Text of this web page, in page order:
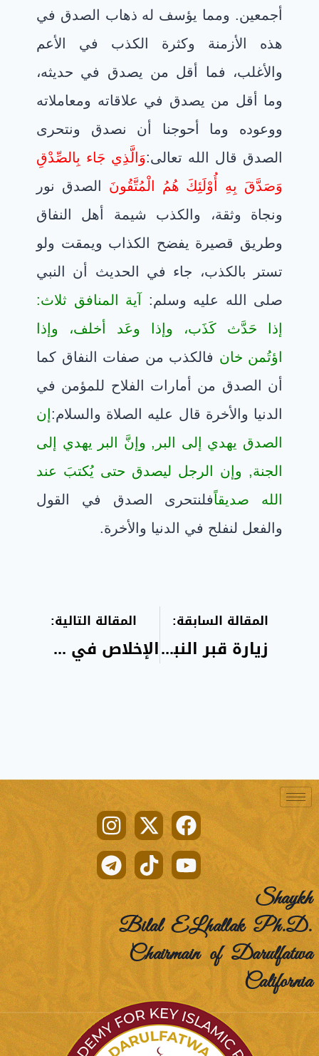
أجمعين. ومما يؤسف له ذهاب الصدق في
هذه الأزمنة وكثرة الكذب في الأعم
والأغلب، فما أقل من يصدق في حديثه،
وما أقل من يصدق في علاقاته ومعاملاته
ووعوده وما أحوجنا أن نصدق ونتحرى
الصدق قال الله تعالى:وَالَّذِي جَاء بِالصِّدْقِ
وَصَدَّقَ بِهِ أُوْلَئِكَ هُمُ الْمُتَّقُونَ الصدق نور
ونجاة وثقة، والكذب شيمة أهل النفاق
وطريق قصيرة يفضح الكذاب ويمقت ولو
تستر بالكذب، جاء في الحديث أن النبي
صلى الله عليه وسلم:
آية المنافق ثلاث:
إذا حَدَّث كَذَب، وإذا وعَد أخلف، وإذا
اؤتُمن خان فالكذب من صفات النفاق كما
أن الصدق من أمارات الفلاح للمؤمن في
الدنيا والأخرة قال عليه الصلاة والسلام: إن
الصدق يهدي إلى البر, وإنَّ البر يهدي إلى
الجنة, وإن الرجل ليصدق حتى يُكتبَ عند
الله صديقاًفلنتحرى الصدق في القول
والفعل لنفلح في الدنيا والأخرة.
المقالة السابقة:
زيارة قبر النبي صلى الله عليه وسلم
المقالة التالية:
الإخلاص في العبادة
Shaykh
Bilal ELhallak Ph.D.
Chairmain of Darulfatwa
California